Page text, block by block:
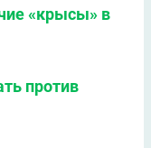
«крысы» в
против